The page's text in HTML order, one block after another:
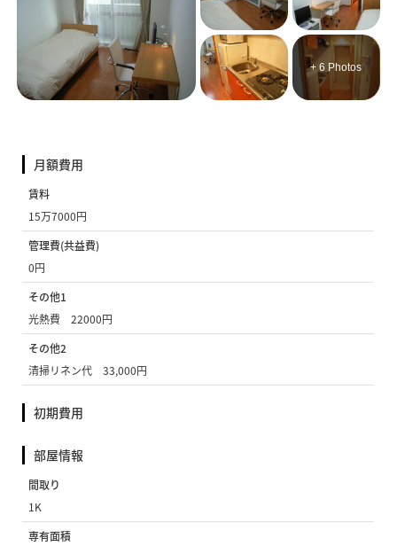
+ 6 Photos
月額費用
賃料
15万7000円
管理費(共益費)
0円
その他1
光熱費 22000円
その他2
清掃リネン代 33,000円
初期費用
部屋情報
間取り
1K
専有面積